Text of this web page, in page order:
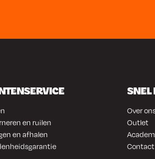
en ruilen
en afhalen
SNEL
Over
Outlet
Contact